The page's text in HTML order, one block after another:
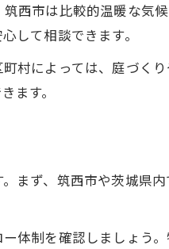
するためのコツと注意点
格比較と活用事例
事見積もりを取るメリッ
工事術
茨城県エクステリアの補
期間と注意点を確認
西市は比較的温暖な気
して相談できます。
村によっては、庭づく
ます。
まず、筑西市や茨城県
体制を確認しましょう